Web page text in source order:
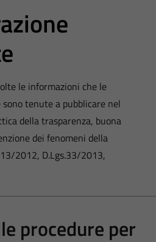
le informazioni che le
tenute a pubblicare nel
della trasparenza, buona
dei fenomeni della
2012, D.Lgs.33/2013,
procedure per